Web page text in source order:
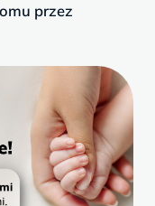
przez